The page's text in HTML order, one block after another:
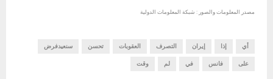
مصدر المعلومات والصور : شبكة المعلومات الدولية
أي إذا إيران التصرف العقوبات تحسن سنعيدفرض
على فانس في لم وقت